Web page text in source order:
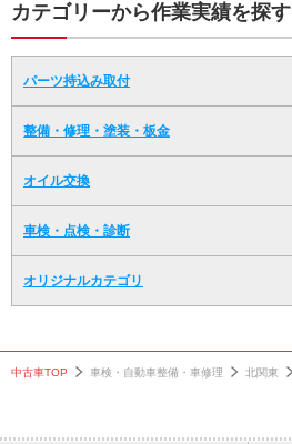
カテゴリーから作業実績を探す
パーツ持込み取付
整備・修理・塗装・板金
オイル交換
車検・点検・診断
オリジナルカテゴリ
中古車TOP 車検・自動車整備・車修理 北関東